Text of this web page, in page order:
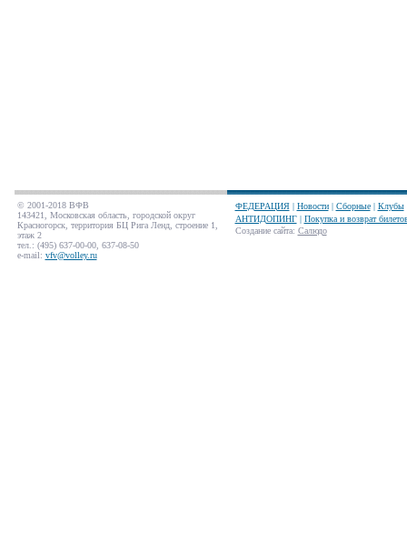
© 2001-2018 ВФВ
143421, Московская область, городской округ
Красногорск, территория БЦ Рига Ленд, строение 1,
этаж 2
тел.: (495) 637-00-00, 637-08-50
e-mail: vfv@volley.ru
ФЕДЕРАЦИЯ| Новости| Сборные| Клубы
АНТИДОПИНГ| Покупка и возврат
Создание сайта: Салюдо